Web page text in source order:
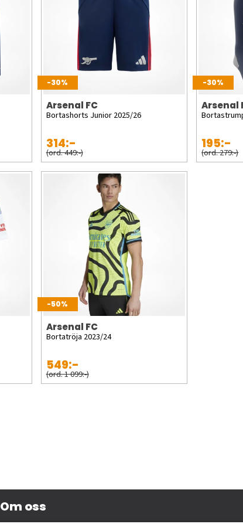
-30%
Arsenal FC
Bortashorts Junior 2025/26
314:-
(ord. 449:-)
-30%
Arsenal
195:-
(ord. 279:-)
-50%
Arsenal FC
Bortatröja 2023/24
549:-
(ord. 1 099:-)
Om oss